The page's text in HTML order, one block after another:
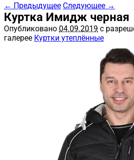
← Предыдущее Следующее →
Куртка Имидж черная
Опубликовано 04.09.2019 с
галерее Куртки утеплённые